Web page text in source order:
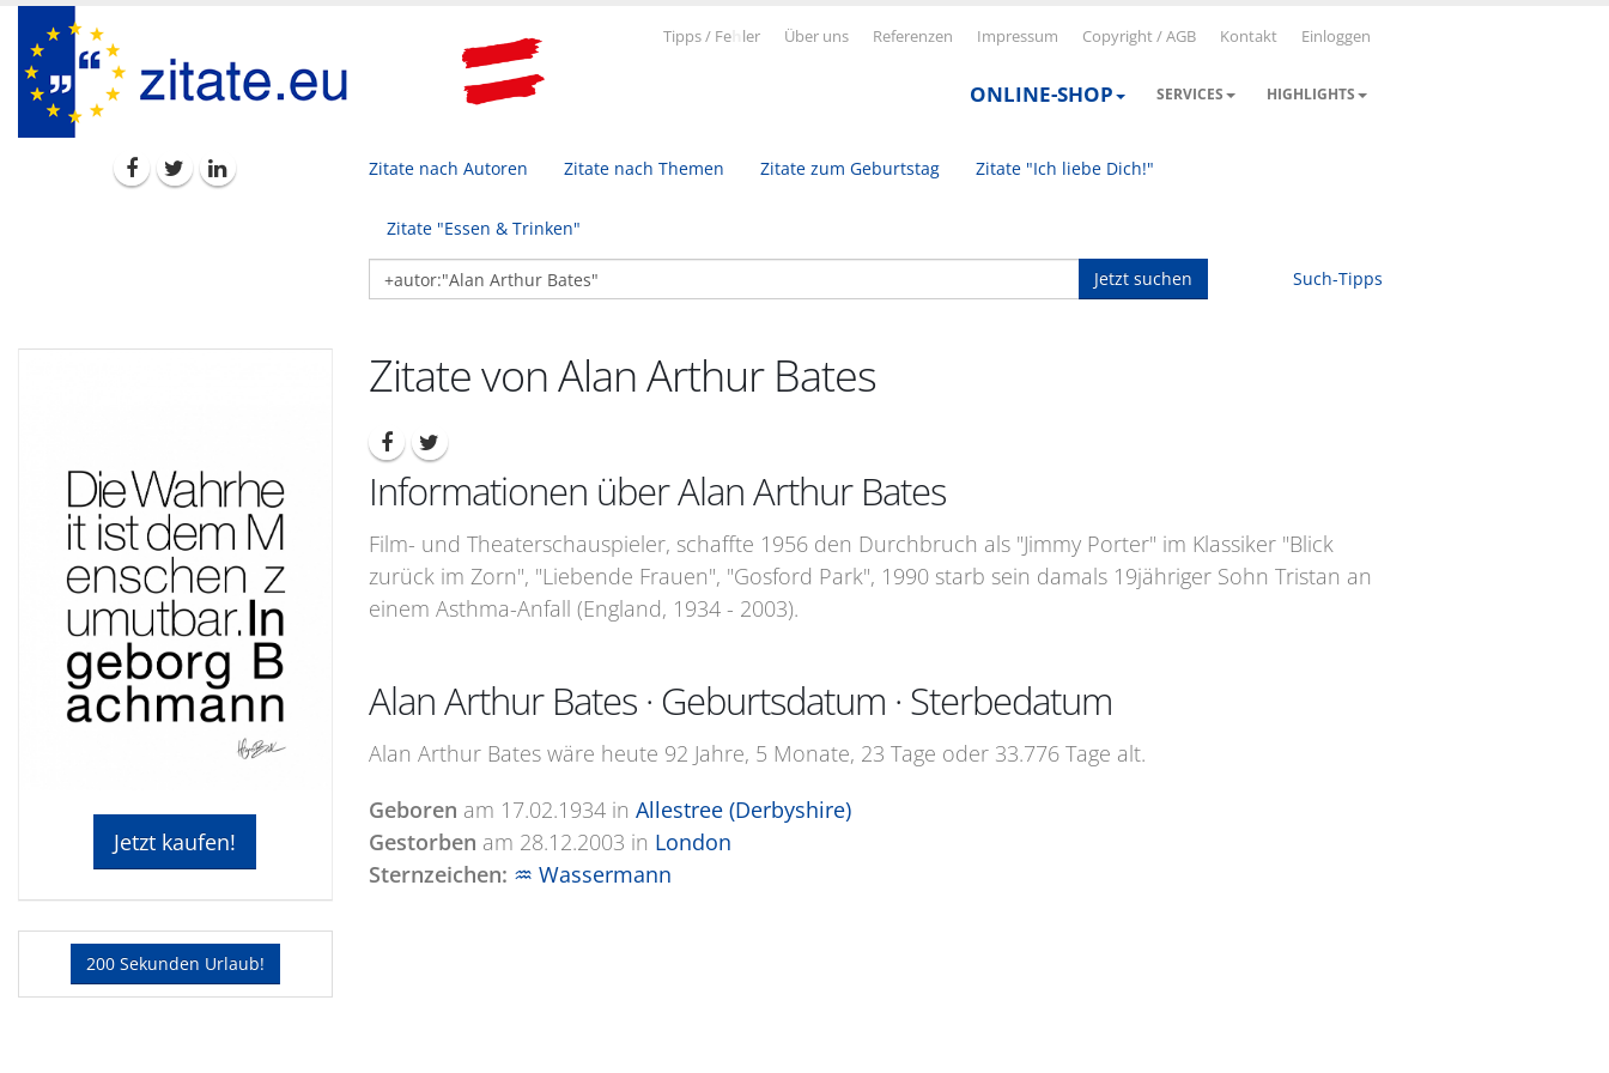
Tipps / Fe ler Über uns Referenzen Impressum Copyright / AGB Kontakt Einloggen
ONLINE-SHOP SERVICES HIGHLIGHTS
Zitate nach Autoren Zitate nach Themen Zitate zum Geburtstag Zitate "Ich liebe Dich!"
Zitate "Essen & Trinken"
Jetzt suchen Such-Tipps
Jetzt kaufen!
200 Sekunden Urlaub!
Zitate von Alan Arthur Bates
Informationen über Alan Arthur Bates
Film- und Theaterschauspieler, schaffte 1956 den Durchbruch als "Jimmy Porter" im Klassiker "Blick
zurück im Zorn", "Liebende Frauen", "Gosford Park", 1990 starb sein damals 19jähriger Sohn Tristan an
einem Asthma-Anfall (England, 1934 - 2003).
Alan Arthur Bates · Geburtsdatum · Sterbedatum
Alan Arthur Bates wäre heute 92 Jahre, 5 Monate, 23 Tage oder 33.776 Tage alt.
Geboren am 17.02.1934in Allestree (Derbyshire)
Gestorben am 28.12.2003 in London
Sternzeichen: ♒ Wassermann